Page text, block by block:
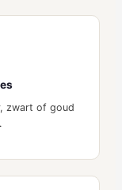
zwart of goud